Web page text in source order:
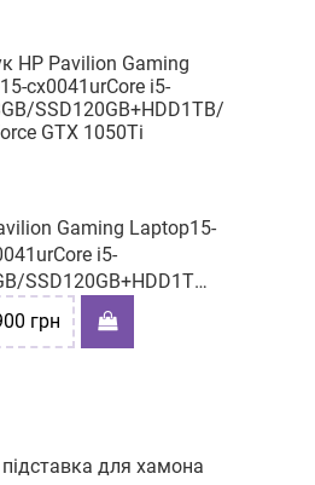
Gaming Laptop15-
i5-
SSD120GB+HDD1TB/
GTX 1050Ti
грн